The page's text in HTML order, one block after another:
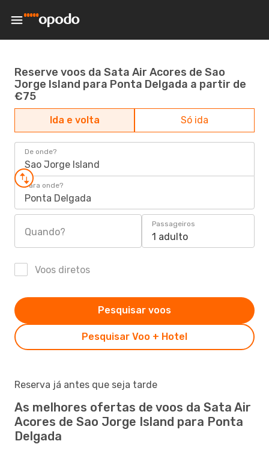
Reserve voos da Sata Air Acores de Sao
Jorge Island para Ponta Delgada a partir de
€75
Ida e volta Só ida
De onde?
Sao Jorge Island
Para onde?
Ponta Delgada
Quando?
Passageiros
1 adulto
Voos diretos
Pesquisar Voo + Hotel
Pesquisar voos
Reserva já antes que seja tarde
As melhores ofertas de voos da Sata Air
Acores de Sao Jorge Island para Ponta
Delgada